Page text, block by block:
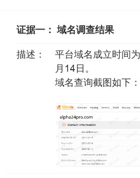
证据一： 域名调查结果
描述：
平台域名成立时间
月14日。
域名查询截图如下：